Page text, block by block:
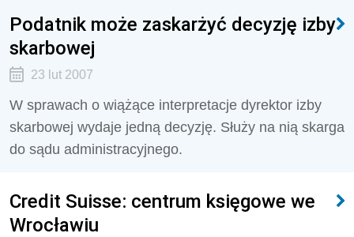
Podatnik może zaskarżyć decyzję izby
skarbowej
23 lut 2007
W sprawach o wiążące interpretacje dyrektor izby
skarbowej wydaje jedną decyzję. Służy na nią skarga
do sądu administracyjnego.
Credit Suisse: centrum księgowe we
Wrocławiu